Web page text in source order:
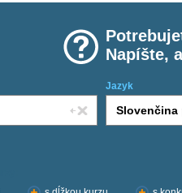
Napíšte,
Jazyk